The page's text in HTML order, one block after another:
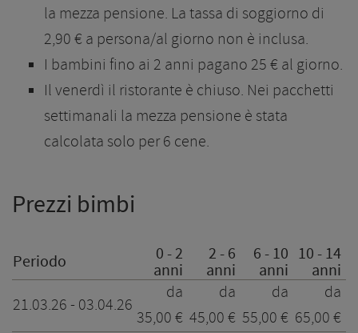
la mezza pensione. La tassa di soggiorno di
2,90 € a persona/al giorno non è inclusa.
I bambini fino ai 2 anni pagano 25 € al giorno.
Il venerdì il ristorante è chiuso. Nei pacchetti
settimanali la mezza pensione è stata
calcolata solo per 6 cene.
Prezzi bimbi
Periodo
0 - 2
anni
2 - 6
anni
6 - 10
anni
10 - 14
anni
21.03.26 - 03.04.26
da
35,00 €
da
45,00 €
da
55,00 €
da
65,00 €